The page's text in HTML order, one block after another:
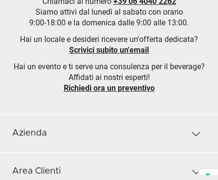
Siamo attivi dal lunedì al sabato con orario
9:00-18:00 e la domenica dalle 9:00 alle 13:00.
Hai un locale e desideri ricevere un'offerta dedicata?
Scrivici subito un'email
Hai un evento e ti serve una consulenza per il beverage?
Affidati ai nostri esperti!
Richiedi ora un preventivo
Azienda
Area Clienti